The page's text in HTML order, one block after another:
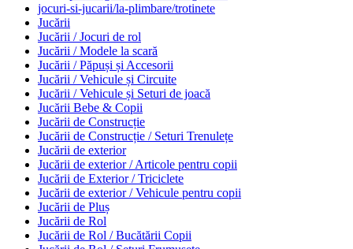
jocuri-si-jucarii/la-plimbare/trotinete
Jucării
Jucării / Jocuri de rol
Jucării / Modele la scară
Jucării / Păpuși și Accesorii
Jucării / Vehicule și Circuite
Jucării / Vehicule și Seturi de joacă
Jucării Bebe & Copii
Jucării de Construcție
Jucării de Construcție / Seturi Trenulețe
Jucării de exterior
Jucării de exterior / Articole pentru copii
Jucării de Exterior / Triciclete
Jucării de exterior / Vehicule pentru copii
Jucării de Pluș
Jucării de Rol
Jucării de Rol / Bucătării Copii